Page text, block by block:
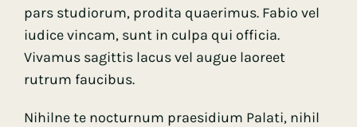
pars studiorum, prodita quaerimus. Fabio vel
iudice vincam, sunt in culpa qui officia.
Vivamus sagittis lacus vel augue laoreet
rutrum faucibus.
Nihilne te nocturnum praesidium Palati, nihil